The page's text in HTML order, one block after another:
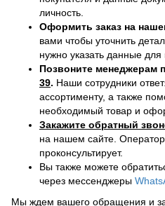
личность.
Оформить заказ на
вами чтобы уточнить
нужно указать данные для
Позвоните менеджерам
39. Наши сотрудники
ассортименту, а также
необходимый товар и
Закажите обратный
на нашем сайте.
проконсультирует.
Вы также можете
через мессенджеры
Мы ждем вашего обращения и